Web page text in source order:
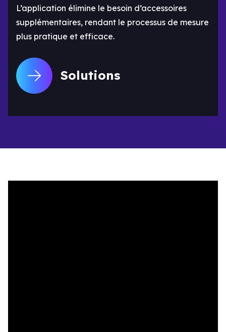
L’application élimine le besoin d’accessoires
supplémentaires, rendant le processus de mesure
plus pratique et efficace.
Solutions